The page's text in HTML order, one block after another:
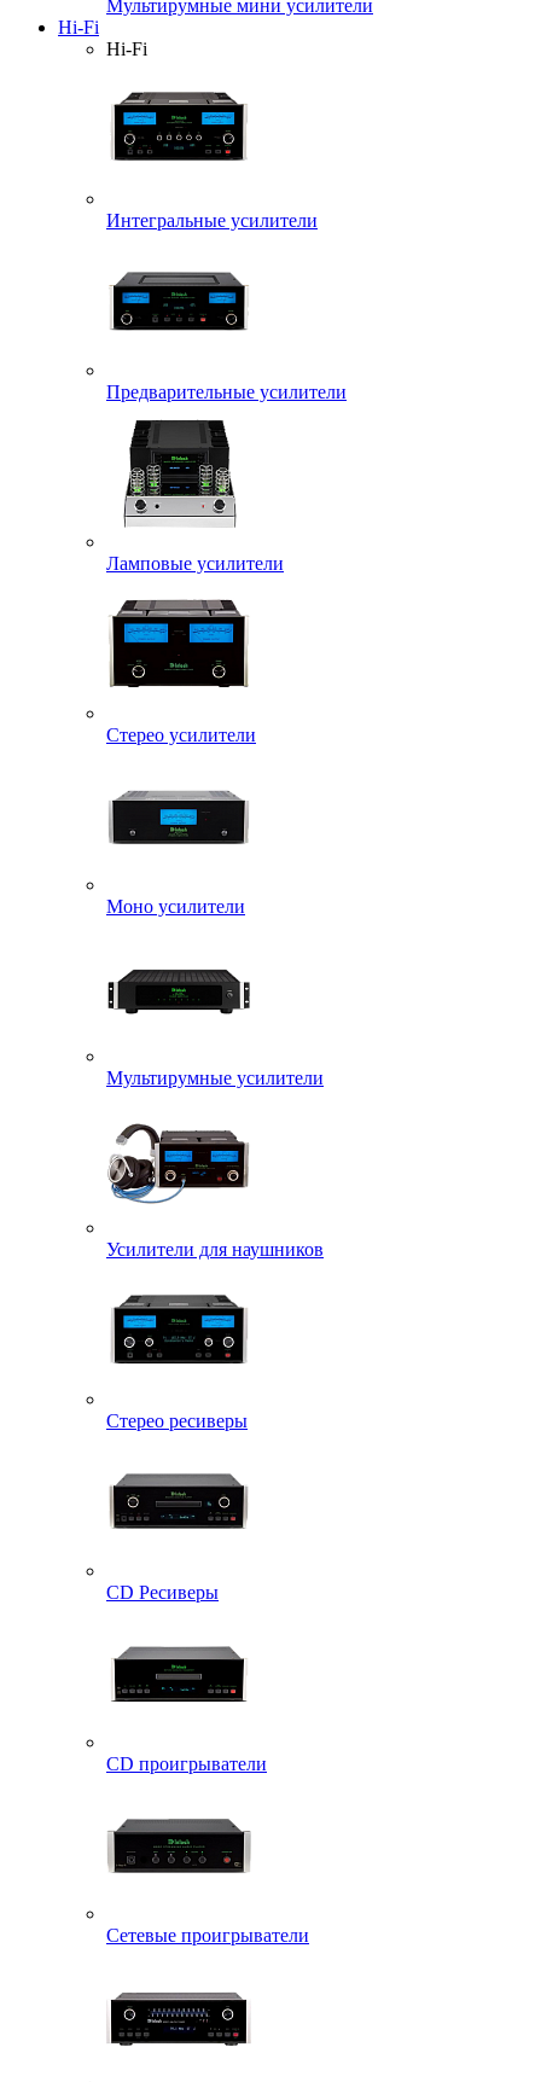
Мультирумные мини усилители
Hi-Fi
Hi-Fi
Интегральные усилители
Предварительные усилители
Ламповые усилители
Стерео усилители
Моно усилители
Мультирумные усилители
Усилители для наушников
Стерео ресиверы
CD Ресиверы
CD проигрыватели
Сетевые проигрыватели